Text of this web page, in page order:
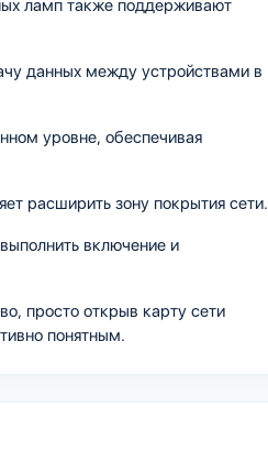
ламп также поддерживают
данных между устройствами в
уровне, обеспечивая
расширить зону покрытия сети.
включение и
просто открыв карту сети
понятным.